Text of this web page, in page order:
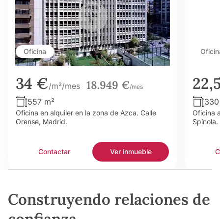
Oficina
34 €/m²/mes 18.949 €/mes
557 m²
Oficina en alquiler en la zona de Azca. Calle
Orense, Madrid.
Contactar Ver inmueble
Oficina
Spínola.
Construyendo relaciones de